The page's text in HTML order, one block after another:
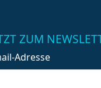
ZUM
Adresse